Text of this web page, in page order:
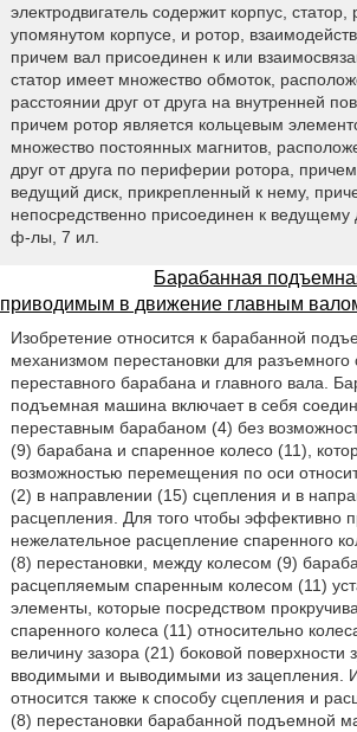
электродвигатель содержит корпус,
упомянутом корпусе, и ротор,
причем вал присоединен к или
статор имеет множество обмоток,
расстоянии друг от друга на внутренней
причем ротор является кольцевым
множество постоянных магнитов,
друг от друга по периферии ротора,
ведущий диск, прикрепленный к нему,
непосредственно присоединен к ведущему
ф-лы, 7 ил.
Барабанная
приводимым в движение главным
Изобретение относится к барабанной
механизмом перестановки для разъемного
переставного барабана и главного вала.
подъемная машина включает в себя
переставным барабаном (4) без
(9) барабана и спаренное колесо (11),
возможностью перемещения по оси
(2) в направлении (15) сцепления и в
расцепления. Для того чтобы эффективно
нежелательное расцепление спаренного
(8) перестановки, между колесом (9)
расцепляемым спаренным колесом (11)
элементы, которые посредством
спаренного колеса (11) относительно
величину зазора (21) боковой поверхности
вводимыми и выводимыми из зацепления.
относится также к способу сцепления и
(8) перестановки барабанной подъемной